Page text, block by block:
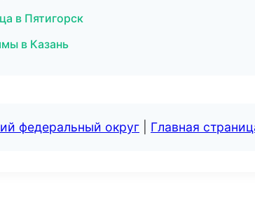
в Пятигорск
в Казань
федеральный округ Главная